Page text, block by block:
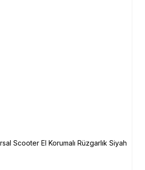
Scooter El Korumalı Rüzgarlık Siyah